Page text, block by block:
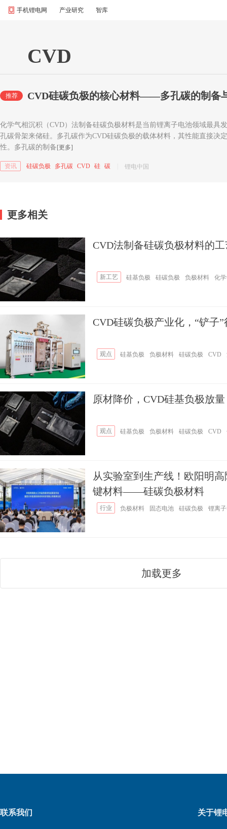
手机锂电网 产业研究 智库
CVD
推荐 CVD硅碳负极的核心材料——多孔碳的制备
化学气相沉积（CVD）法制备硅碳负极材料是当前锂离子电池领域最具
孔碳骨架来储硅。多孔碳作为CVD硅碳负极的载体材料，其性能直接决
性。多孔碳的制备[更多]
资讯 硅碳负极 多孔碳 CVD 硅 碳 锂电中国
更多相关
CVD法制备硅碳负极材料的
新工艺 硅基负极 硅碳负极 负极材料 化
CVD硅碳负极产业化，“铲子
观点 硅基负极 负极材料 硅碳负极 CVD
原材降价，CVD硅基负极放量
观点 硅基负极 负极材料 硅碳负极 CVD
从实验室到生产线！欧阳明
键材料——硅碳负极材料
行业 负极材料 固态电池 硅碳负极 锂离
加载更多
联系我们 关于锂